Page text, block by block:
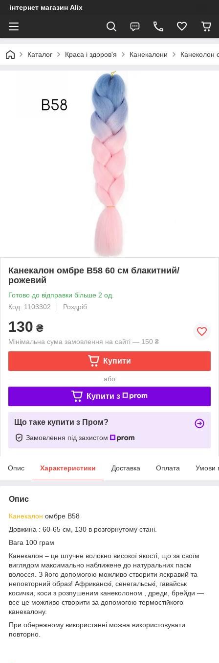
інтернет магазин Alix
Каталог Краса і здоров'я Канекалони Канеколон
Канекалон омбре B58 60 см блакитний/
рожевий
Готово до відправки більше 2 од.
Код: 1103302
Роздріб
130 ₴
Мінімальна сума замовлення на сайті — 150 ₴
Купити
або
Купити з
Що таке купити з Пром?
Замовлення під захистом
Опис Характеристики Доставка Оплата Умови
Опис
Канекалон омбре B58
Довжина : 60-65 см, 130 в розгорнутому стані.
Вага 100 грам
Канекалон – це штучне волокно високої якості, що за своїм
виглядом максимально наближене до натуральних пасм
волосся. З його допомогою можливо створити яскравий та
неповторний образ! Африканскі, сенегальські, гавайськ
косички, коси з розпушеним канеколоном , дреди, брейди —
все це можливо створити за допомогою термостійкого
канекалону.
При обережному використанні можна використовувати
повторно.